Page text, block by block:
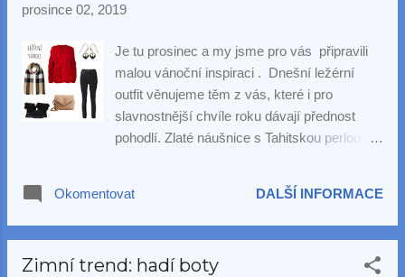
doporučujeme začít u stříbrné varianty ,
500 Kč (€20). To je, myslím, příjemná cena
za šperk, který budete nosit denně...
prosince 02, 2019
Je tu prosinec a my jsme pro vás připravili
malou vánoční inspiraci . Dnešní ležérní
outfit věnujeme těm z vás, které i pro
slavnostnější chvíle roku dávají přednost
pohodlí. Zlaté náušnice s Tahitskou perlou
Okomentovat
DALŠÍ INFORMACE
Zimní trend: hadí boty